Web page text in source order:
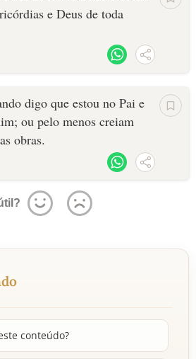
e Deus de toda
digo que estou no Pai e
ou pelo menos creiam
obras.
conteúdo?